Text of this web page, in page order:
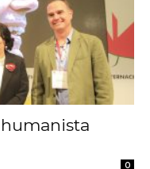
humanista
0